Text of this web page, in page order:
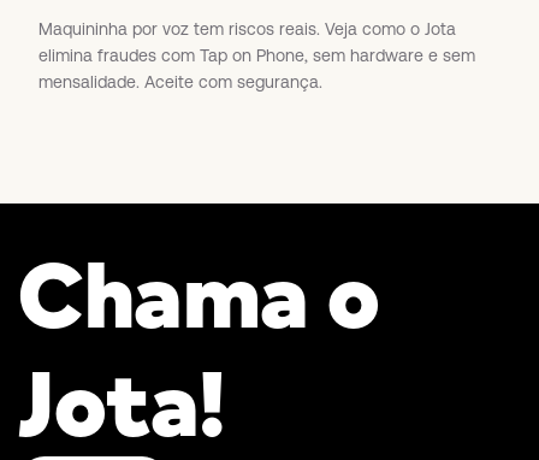
Maquininha por voz tem riscos reais. Veja como o Jota
elimina fraudes com Tap on Phone, sem hardware e sem
mensalidade. Aceite com segurança.
Chama o
Jota!